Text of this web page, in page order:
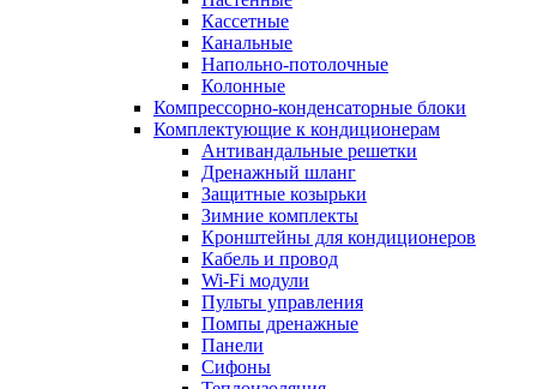
Кассетные
Канальные
Напольно-потолочные
Колонные
Компрессорно-конденсаторные блоки
Комплектующие к кондиционерам
Антивандальные решетки
Дренажный шланг
Защитные козырьки
Зимние комплекты
Кронштейны для кондиционеров
Кабель и провод
Wi-Fi модули
Пульты управления
Помпы дренажные
Панели
Сифоны